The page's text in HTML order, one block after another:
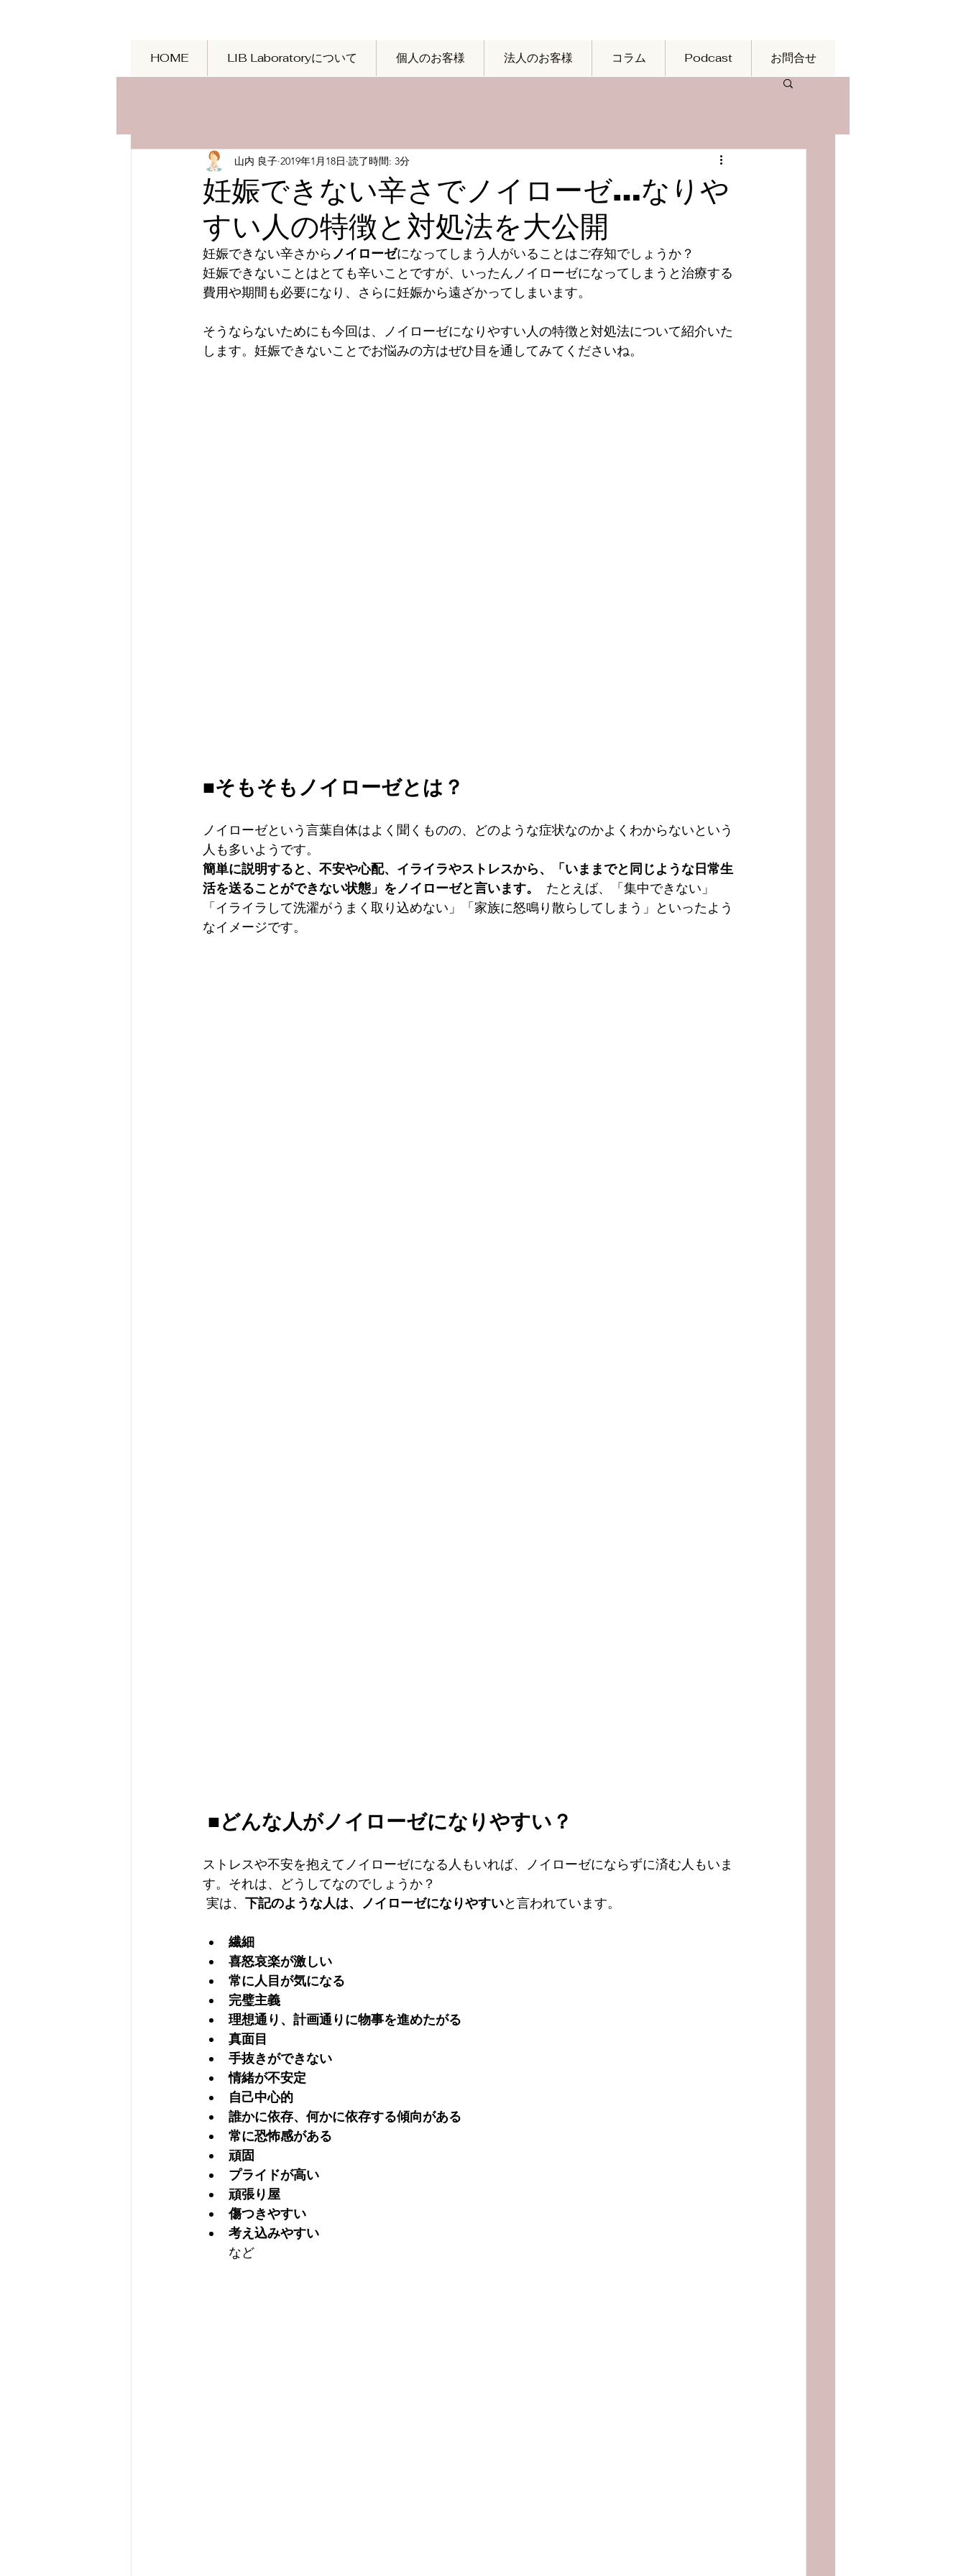
HOME LIB Laboratoryについて 個人のお客様 法人のお客様 コラム Podcast お問合せ
妊娠できない辛さでノイローゼ…なりや
すい人の特徴と対処法を大公開
山内 良子 2019年1月18日 読了時間: 3分
妊娠できない辛さからノイローゼになってしまう人がいることはご存知でしょうか？
妊娠できないことはとても辛いことですが、いったんノイローゼになってしまうと治療する
費用や期間も必要になり、さらに妊娠から遠ざかってしまいます。
そうならないためにも今回は、ノイローゼになりやすい人の特徴と対処法について紹介いた
します。妊娠できないことでお悩みの方はぜひ目を通してみてくださいね。
■そもそもノイローゼとは？
ノイローゼという言葉自体はよく聞くものの、どのような症状なのかよくわからないという
人も多いようです。
簡単に説明すると、不安や心配、イライラやストレスから、「いままでと同じような日常生
活を送ることができない状態」をノイローゼと言います。
  たとえば、「集中できない」
「イライラして洗濯がうまく取り込めない」「家族に怒鳴り散らしてしまう」といったよう
なイメージです。
■どんな人がノイローゼになりやすい？
ストレスや不安を抱えてノイローゼになる人もいれば、ノイローゼにならずに済む人もいま
す。それは、どうしてなのでしょうか？
実は、 下記のような人は、ノイローゼになりやすいと言われています。
繊細
喜怒哀楽が激しい
常に人目が気になる
完璧主義
理想通り、計画通りに物事を進めたがる
真面目
手抜きができない
情緒が不安定
自己中心的
誰かに依存、何かに依存する傾向がある
常に恐怖感がある
頑固
プライドが高い
頑張り屋
傷つきやすい
考え込みやすい
など